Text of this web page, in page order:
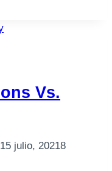
Vs.
15 julio, 20218